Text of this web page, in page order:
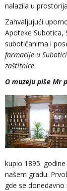
nalazila u
Zahvaljujući
Apoteke
subotičanima i
farmacije u Subotici
zaštitnice.
O muzeju piše Mr
kupio 1895.
našem gradu.
gde se